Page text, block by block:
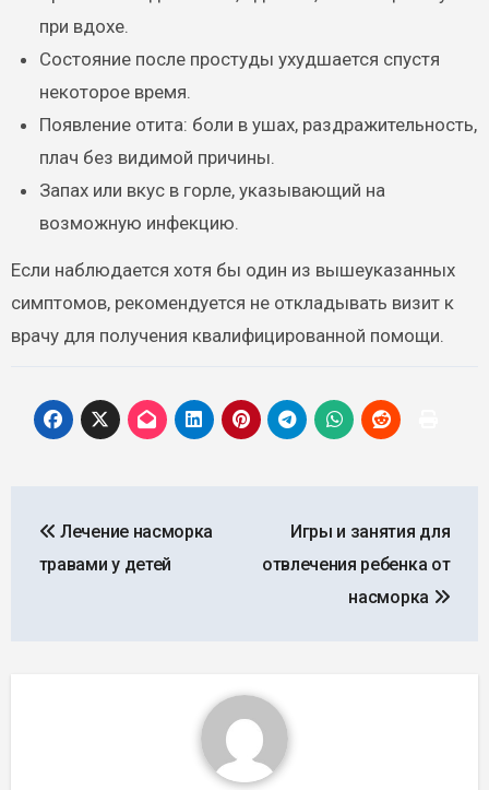
при вдохе.
Состояние после простуды ухудшается спустя
некоторое время.
Появление отита: боли в ушах, раздражительность,
плач без видимой причины.
Запах или вкус в горле, указывающий на
возможную инфекцию.
Если наблюдается хотя бы один из вышеуказанных
симптомов, рекомендуется не откладывать визит к
врачу для получения квалифицированной помощи.
по Лечение насморка
травами у детей
Игры и занятия для
отвлечения ребенка от
насморка